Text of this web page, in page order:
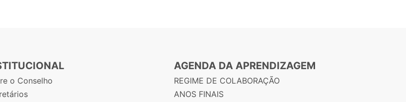
o Conselho
AGENDA DA APRENDIZAGEM
REGIME DE COLABORAÇÃO
ANOS FINAIS